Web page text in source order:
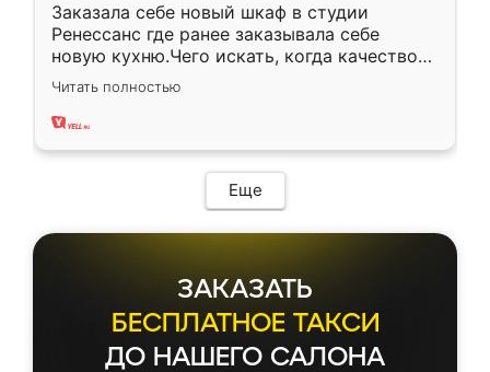
Заказала себе новый шкаф в студии
Ренессанс где ранее заказывала себе
новую кухню.Чего искать, когда качеством
вполне довольна. Служит кухня уже почти
два года, нареканий нет.
Читать полностью
Еще
ЗАКАЗАТЬ
БЕСПЛАТНОЕ ТАКСИ
ДО НАШЕГО САЛОНА